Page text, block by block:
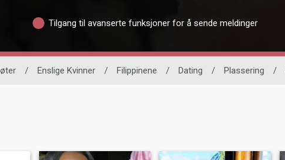
Tilgang til avanserte funksjoner for å sende meldinger
/ Enslige Kvinner / Filippinene / Dating / Plassering /